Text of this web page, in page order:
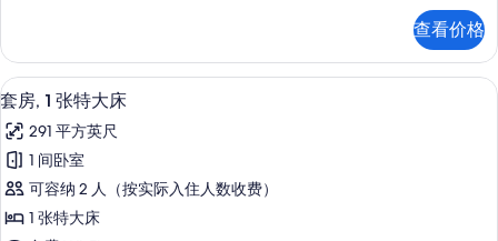
露
台
(Duc
Suite,
Private
Terrace)
的
所
特
大
床,
台
(Duc
Suite,
Private
Terrace)
更
查看价格
显
示
套
房,
1
张
埃及棉床单、高档床上用品、羽绒被
13
套房, 1 张特大床
291 平方英尺
1 间卧室
可容纳 2 人（按实际入住人数收费）
1 张特大床